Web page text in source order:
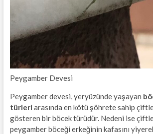
Peygamber Devesi
Peygamber devesi, yeryüzünde yaşayan
türleri arasında en kötü şöhrete sahip
gösteren bir böcek türüdür. Nedeni ise
peygamber böceği erkeğinin kafasını